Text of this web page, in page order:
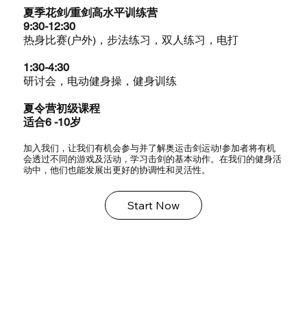
夏季花剑/重剑高水平训练营
9:30-12:30
热身比赛(户外)，步法练习，双人练习，电打
1:30-4:30
研讨会，电动健身操，健身训练
夏令营初级课程
适合6 -10岁
加入我们，让我们有机会参与并了解奥运击剑运动!参加者将有机
会透过不同的游戏及活动，学习击剑的基本动作。在我们的健身活
动中，他们也能发展出更好的协调性和灵活性。
Start Now